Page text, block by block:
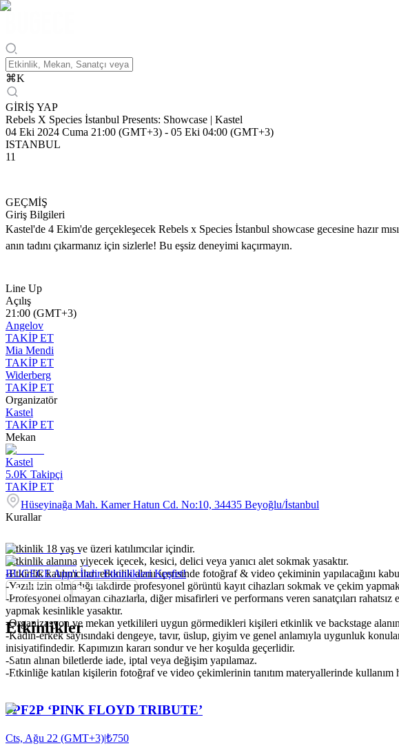
⌘K
GİRİŞ YAP
Rebels X Species İstanbul Presents: Showcase | Kastel
04 Eki 2024 Cuma 21:00 (GMT+3) - 05 Eki 04:00 (GMT+3)
ISTANBUL
11
GEÇMİŞ
Giriş Bilgileri
Kastel'de 4 Ekim'de gerçekleşecek Rebels x Species İstanbul showcase gecesine
anın tadını çıkarmanız için sizlerle! Bu eşsiz deneyimi kaçırmayın.
Line Up
Açılış
21:00 (GMT+3)
Angelov
TAKİP ET
Mia Mendi
TAKİP ET
Widerberg
TAKİP ET
Organizatör
Kastel
TAKİP ET
Mekan
Kastel
5.0K Takipçi
TAKİP ET
Hüseyinağa Mah. Kamer Hatun Cd. No:10, 34435 Beyoğlu/İstanbul
Kurallar
-Etkinlik 18 yaş ve üzeri katılımcılar içindir.
-Etkinlik alanına yiyecek içecek, kesici, delici veya yanıcı alet sokmak yasaktır.
-Etkinlik katılımcıları etkinlik alanı içerisinde fotoğraf & video çekiminin yapılacağını
-Yazılı izin olmadığı takdirde profesyonel görüntü kayıt cihazları sokmak ve çekim
-Profesyonel olmayan cihazlarla, diğer misafirleri ve performans veren sanatçıları
yapmak kesinlikle yasaktır.
-Organizasyon ve mekan yetkilileri uygun görmedikleri kişileri etkinlik ve backstage
-Kadın-erkek sayısındaki dengeye, tavır, üslup, giyim ve genel anlamıyla uygunluk
inisiyatifindedir. Kapımızın kararı sondur ve her koşulda geçerlidir.
-Satın alınan biletlerde iade, iptal veya değişim yapılamaz.
-Etkinliğe katılan kişilerin fotoğraf ve video çekimlerinin tanıtım materyallerinde kullanım
BUGECE App'i İndir Etkinlikleri Keşfet!
Etkinlikler
7PF2P ‘PINK FLOYD TRIBUTE’
Cts, Ağu 22 (GMT+3)|₺750